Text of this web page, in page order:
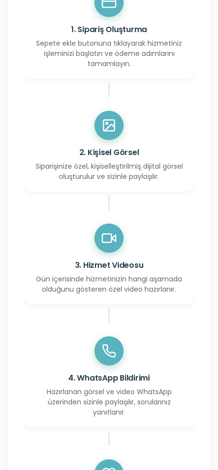
1. Sipariş Oluşturma
Sepete ekle butonuna tıklayarak hizmetiniz
işleminizi başlatın ve ödeme adımlarını
tamamlayın.
2. Kişisel Görsel
Siparişinize özel, kişiselleştirilmiş dijital görsel
oluşturulur ve sizinle paylaşılır.
3. Hizmet Videosu
Gün içerisinde hizmetinizin hangi aşamada
olduğunu gösteren özel video hazırlanır.
4. WhatsApp Bildirimi
Hazırlanan görsel ve video WhatsApp
üzerinden sizinle paylaşılır, sorularınız
yanıtlanır.